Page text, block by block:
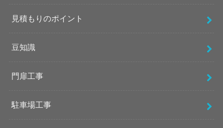
見積もりのポイント
豆知識
門扉工事
駐車場工事